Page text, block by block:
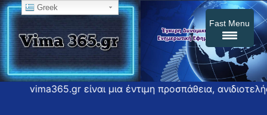
vima365.gr είναι μια έντιμη προσπάθεια, ανιδιοτελής,
Greek
Fast Menu